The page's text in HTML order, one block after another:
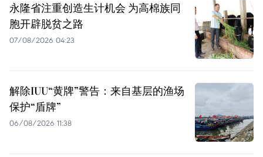
永隆省注重创造生计机会 为高棉族同
胞开辟脱贫之路
07/08/2026 04:23
解除IUU“黄牌”警告：来自基层的渔场
保护“盾牌”
06/08/2026 11:38